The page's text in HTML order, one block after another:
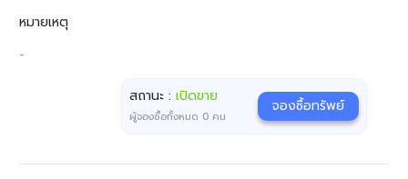
หมายเหตุ
-
สถานะ :เปิดขาย
ผู้จองซื้อทั้งหมด 0 คน
จองซื้อทรัพย์